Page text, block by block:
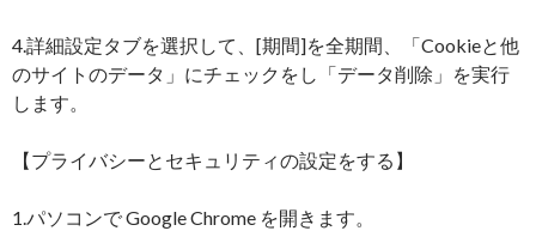
4.詳細設定タブを選択して、[期間]を全期間、「Cookieと他
のサイトのデータ」にチェックをし「データ削除」を実行
します。
【プライバシーとセキュリティの設定をする】
1.パソコンで Google Chrome を開きます。